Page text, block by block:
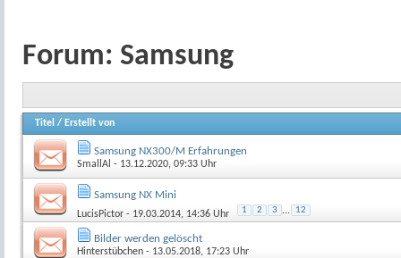
Forum: Samsung
Titel / Erstellt von
Samsung NX300/M Erfahrungen
SmallAl - 13.12.2020, 09:33 Uhr
Samsung NX Mini
LucisPictor - 19.03.2014, 14:36 Uhr 1 2 3 ... 12
Bilder werden gelöscht
Hinterstübchen - 13.05.2018, 17:23 Uhr